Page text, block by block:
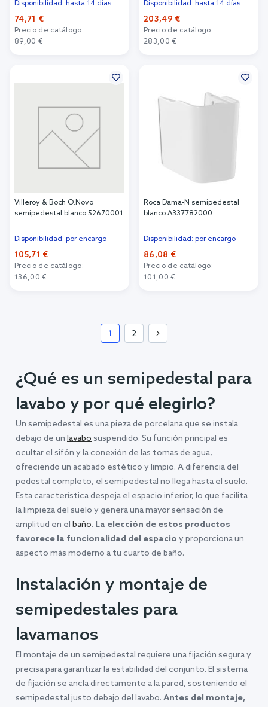
Disponibilidad: hasta 14 días
74,71 €
Precio de catálogo:
89,00 €
Disponibilidad: hasta 14 días
203,49 €
Precio de catálogo:
283,00 €
Villeroy & Boch O.Novo
semipedestal blanco 52670001
Disponibilidad: por encargo
105,71 €
Precio de catálogo:
136,00 €
Roca Dama-N semipedestal
blanco A337782000
Disponibilidad: por encargo
86,08 €
Precio de catálogo:
101,00 €
1 2
¿Qué es un semipedestal para
lavabo y por qué elegirlo?
Un semipedestal es una pieza de porcelana que se instala
debajo de un lavabosuspendido. Su función principal es
ocultar el sifón y la conexión de las tomas de agua,
ofreciendo un acabado estético y limpio. A diferencia del
pedestal completo, el semipedestal no llega hasta el suelo.
Esta característica despeja el espacio inferior, lo que facilita
la limpieza del suelo y genera una mayor sensación de
amplitud en el baño. La elección de estos productos
favorece la funcionalidad del espacio y proporciona un
aspecto más moderno a tu cuarto de baño.
Instalación y montaje de
semipedestales para
lavamanos
El montaje de un semipedestal requiere una fijación segura y
precisa para garantizar la estabilidad del conjunto. El sistema
de fijación se ancla directamente a la pared, sosteniendo el
semipedestal justo debajo del lavabo. Antes del montaje,